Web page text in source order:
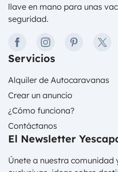
llave en mano para unas
seguridad.
facebookinstagrampinteresttwitter
Servicios
Alquiler de Autocaravanas
Crear un anuncio
¿Cómo funciona?
Contáctanos
El Newsletter
Únete a nuestra comunidad